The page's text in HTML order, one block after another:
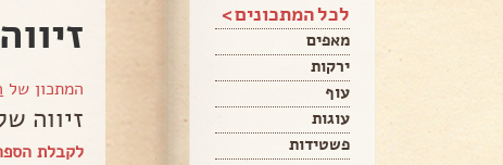
לכל המתכונים >
מאפים
ירקות
עוף
עוגות
פשטידות
המתכון של
זיווה
לקבלת